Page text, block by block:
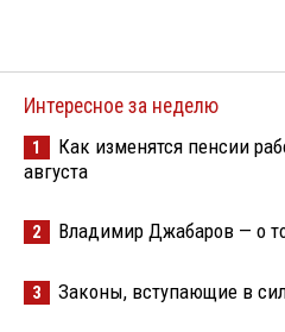
Интересное за неделю
1
Как изменятся пенсии
августа
2 Владимир Джабаров — о
3 Законы, вступающие в